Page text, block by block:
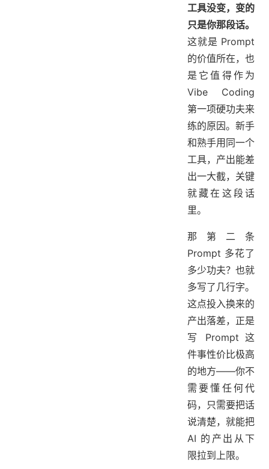
工具没变，变的
只是你那段话。
这就是 Prompt
的价值所在，也
是它值得作为
Vibe Coding
第一项硬功夫来
练的原因。新手
和熟手用同一个
工具，产出能差
出一大截，关键
就藏在这段话
里。
那第二条
Prompt 多花了
多少功夫？也就
多写了几行字。
这点投入换来的
产出落差，正是
写 Prompt 这
件事性价比极高
的地方——你不
需要懂任何代
码，只需要把话
说清楚，就能把
AI 的产出从下
限拉到上限。